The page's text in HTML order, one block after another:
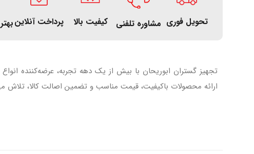
تحویل فوری مشاوره تلفنی کیفیت بالا پرداخت آنلاین
تجهیز گستران ابوریحان با بیش از یک دهه تجربه، عرضه‌کننده
ارائه محصولات باکیفیت، قیمت مناسب و تضمین اصالت کالا، تلاش